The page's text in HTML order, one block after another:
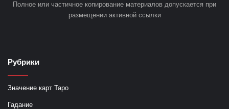
Полное или частичное копирование материалов допускается при
размещении активной ссылки
Рубрики
Значение карт Таро
Гадание